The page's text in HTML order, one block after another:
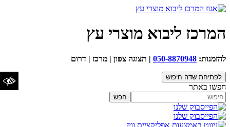
הגדלת טקסט
הקטנת
טקסט
איפוס טקסט
ניגודיות כהה
בהירה
המרכז ליבוא מוצרי עץ
להזמנות: 050-8870948 | תצוגה צפון | מרכז | דרום
לפתיחת שדה חיפוש
חפשו באתר
חפש